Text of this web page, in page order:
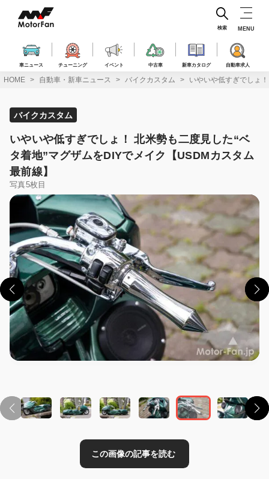
ス
車ニュース チューニング イベント 中古車 新車カタログ 自動車求人
検索 MENU
HOME 自動車・新車ニュース バイクカスタム いやいや低すぎでしょ
バイクカスタム
いやいや低すぎでしょ！ 北米勢も二度見した“ベ
タ着地”マグザムをDIYでメイク【USDMカスタム
最前線】
写真5枚目